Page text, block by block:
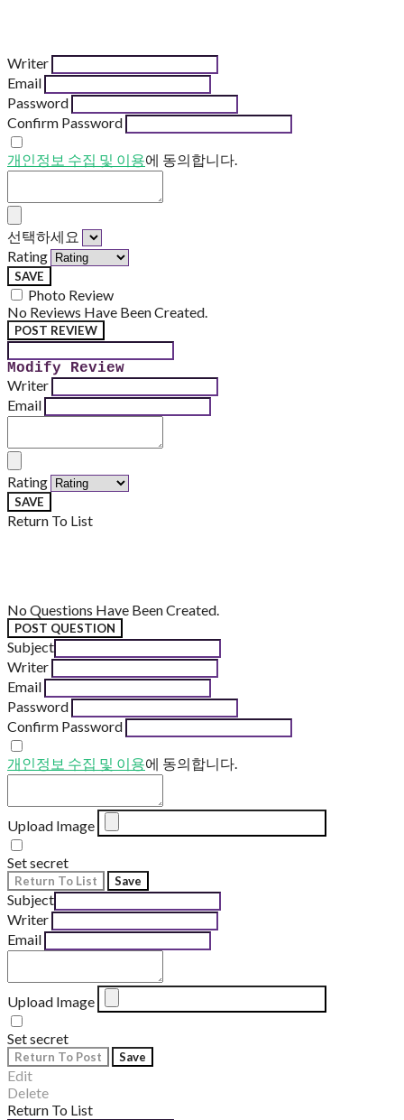
Writer
Email
Password
Confirm Password
개인정보 수집 및 이용에 동의합니다.
선택하세요
Rating
SAVE
Photo Review
No Reviews Have Been Created.
POST REVIEW
Modify Review
Writer
Email
Rating
SAVE
Return To List
No Questions Have Been Created.
POST QUESTION
Subject
Writer
Email
Password
Confirm Password
개인정보 수집 및 이용에 동의합니다.
Upload Image
Set secret
Return To List Save
Subject
Writer
Email
Upload Image
Set secret
Return To Post Save
Edit
Delete
Return To List